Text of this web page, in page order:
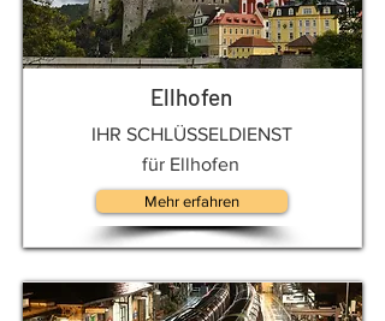
Ellhofen
IHR SCHLÜSSELDIENST
für Ellhofen
Mehr erfahren